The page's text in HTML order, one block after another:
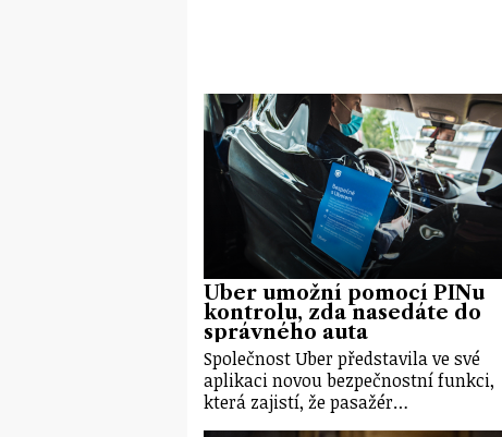
Uber umožní pomocí PINu
kontrolu, zda nasedáte do
správného auta
Společnost Uber představila ve své
aplikaci novou bezpečnostní funkci,
která zajistí, že pasažér…